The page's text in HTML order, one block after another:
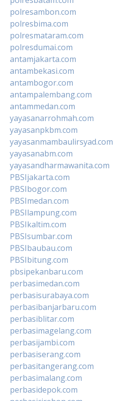
polresambon.com
polresbima.com
polresmataram.com
polresdumai.com
antamjakarta.com
antambekasi.com
antambogor.com
antampalembang.com
antammedan.com
yayasanarrohmah.com
yayasanpkbm.com
yayasanmambaulirsyad.com
yayasanabm.com
yayasandharmawanita.com
PBSIjakarta.com
PBSIbogor.com
PBSImedan.com
PBSIlampung.com
PBSIkaltim.com
PBSIsumbar.com
PBSIbaubau.com
PBSIbitung.com
pbsipekanbaru.com
perbasimedan.com
perbasisurabaya.com
perbasibanjarbaru.com
perbasiblitar.com
perbasimagelang.com
perbasijambi.com
perbasiserang.com
perbasitangerang.com
perbasimalang.com
perbasidepok.com